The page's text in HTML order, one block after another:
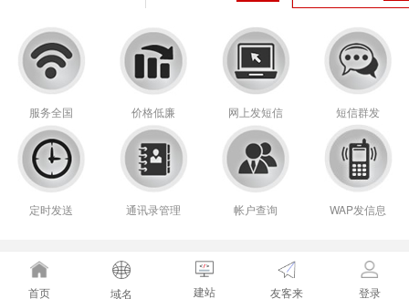
服务全国 价格低廉 网上发短信 短信群发
定时发送 通讯录管理 帐户查询 WAP发信息
首页 域名 建站 友客来 登录